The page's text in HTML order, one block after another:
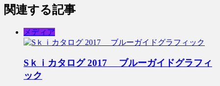
関連する記事
メディア
Sｋｉカタログ 2017 ブルーガイドグラフィ
ック